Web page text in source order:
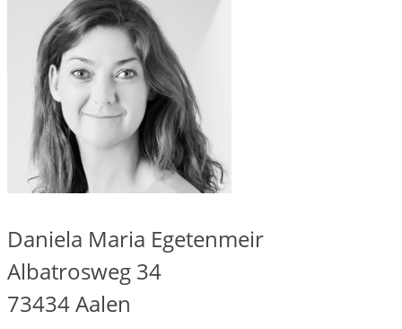
Daniela Maria Egetenmeir
Albatrosweg 34
73434Aalen